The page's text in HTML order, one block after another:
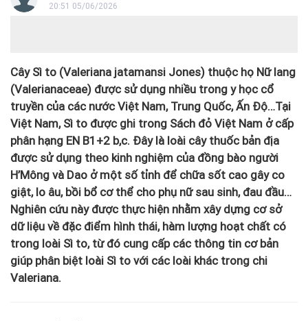
20:51 05/06/2026
Cây Sì to (Valeriana jatamansi Jones) thuộc họ Nữ lang
(Valerianaceae) được sử dụng nhiều trong y học cổ
truyền của các nước Việt Nam, Trung Quốc, Ấn Độ…Tại
Việt Nam, Sì to được ghi trong Sách đỏ Việt Nam ở cấp
phân hạng EN B1+2 b,c. Đây là loài cây thuốc bản địa
được sử dụng theo kinh nghiệm của đồng bào người
H’Mông và Dao ở một số tỉnh để chữa sốt cao gây co
giật, lo âu, bồi bổ cơ thể cho phụ nữ sau sinh, đau đầu…
Nghiên cứu này được thực hiện nhằm xây dựng cơ sở
dữ liệu về đặc điểm hình thái, hàm lượng hoạt chất có
trong loài Sì to, từ đó cung cấp các thông tin cơ bản
giúp phân biệt loài Sì to với các loài khác trong chi
Valeriana.